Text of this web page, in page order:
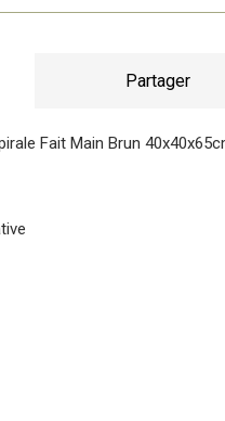
Partager
Fait Main Brun